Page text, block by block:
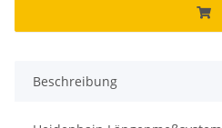
Beschreibung